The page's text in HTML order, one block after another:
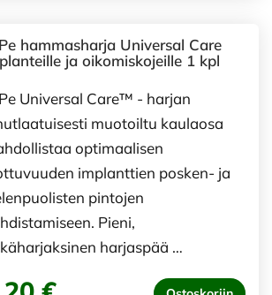
hammasharja Universal Care
ja oikomiskojeille 1 kpl
Universal Care™ - harjan
muotoiltu kaulaosa
optimaalisen
implanttien posken- ja
pintojen
Pieni,
harjaspää …